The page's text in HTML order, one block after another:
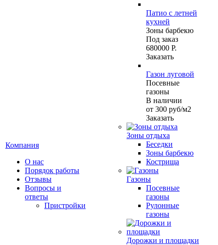
Компания
О нас
Порядок работы
Отзывы
Вопросы и
ответы
Пристройки
Патио с летней
кухней
Зоны барбекю
Под заказ
680000 Р.
Заказать
Газон луговой
Посевные
газоны
В наличии
от 300 руб/м2
Заказать
Зоны отдыха
Беседки
Зоны барбекю
Кострища
Газоны
Посевные
газоны
Рулонные
газоны
Дорожки и площадки